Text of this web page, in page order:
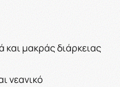
μακράς διάρκειας
νεανικό